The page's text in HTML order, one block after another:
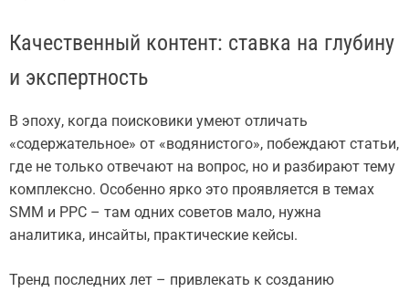
Качественный контент: ставка на глубину
и экспертность
В эпоху, когда поисковики умеют отличать
«содержательное» от «водянистого», побеждают статьи,
где не только отвечают на вопрос, но и разбирают тему
комплексно. Особенно ярко это проявляется в темах
SMM и PPC – там одних советов мало, нужна
аналитика, инсайты, практические кейсы.
Тренд последних лет – привлекать к созданию